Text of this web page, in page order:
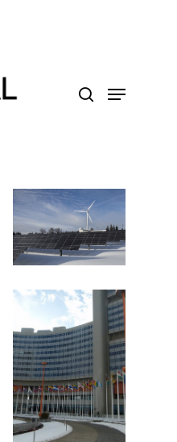
o ESC para cerrar